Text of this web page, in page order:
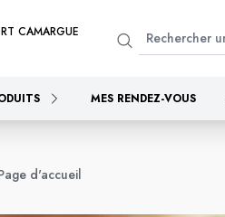
CAMARGUE
MES RENDEZ-VOUS
d'accueil